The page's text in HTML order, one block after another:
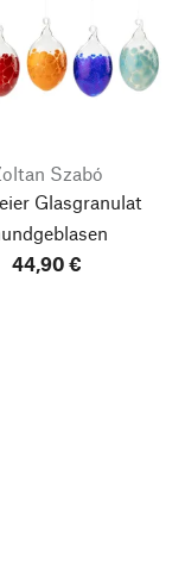
Szabó
Glasgranulat
44,90 €